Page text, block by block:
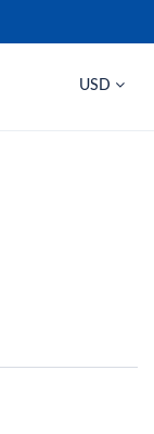
USD